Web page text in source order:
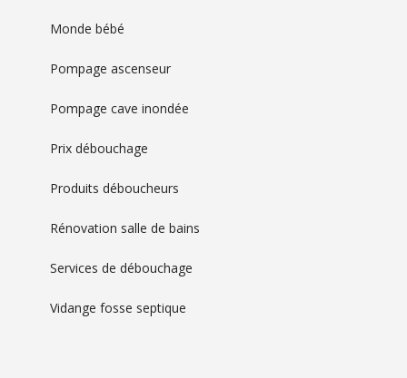
Monde bébé
Pompage ascenseur
Pompage cave inondée
Prix débouchage
Produits déboucheurs
Rénovation salle de bains
Services de débouchage
Vidange fosse septique